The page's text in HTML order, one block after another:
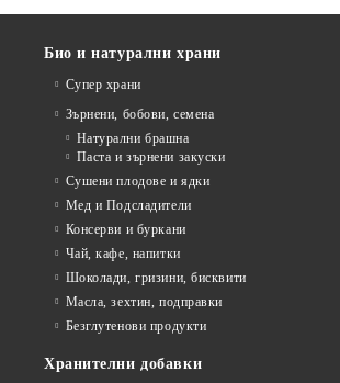
Био и натурални храни
Супер храни
Зърнени, бобови, семена
Натурални брашна
Паста и зърнени закуски
Сушени плодове и ядки
Мед и Подсладители
Консерви и буркани
Чай, кафе, напитки
Шоколади, гризини, бисквити
Масла, зехтин, подправки
Безглутенови продукти
Хранителни добавки